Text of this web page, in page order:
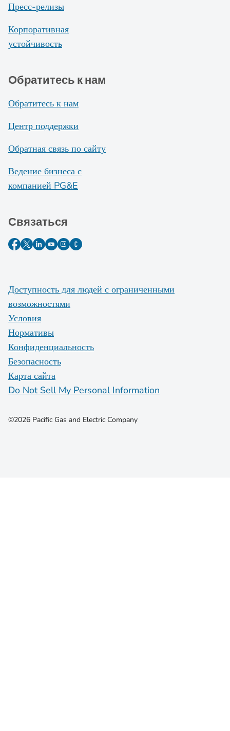
Пресс-релизы
Корпоративная
устойчивость
Обратитесь к нам
Обратитесь к нам
Центр поддержки
Обратная связь по сайту
Ведение бизнеса с
компанией PG&E
Связаться
Доступность для людей с ограниченными
возможностями
Условия
Нормативы
Конфиденциальность
Безопасность
Карта сайта
Do Not Sell My Personal Information
©2026 Pacific Gas and Electric Company